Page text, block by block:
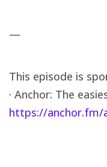
—
This episode is
· Anchor: The
https://anchor.fm/